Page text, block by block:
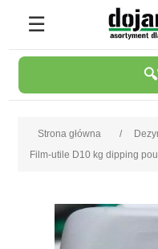
Strona główna /
Film-utile D10 kg dipping